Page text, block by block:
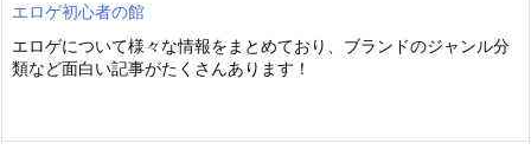
エロゲ初心者の館
エロゲについて様々な情報をまとめており、ブランドのジャンル分
類など面白い記事がたくさんあります！